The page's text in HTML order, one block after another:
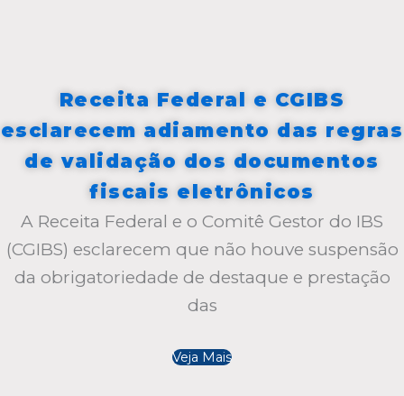
Receita Federal e CGIBS
esclarecem adiamento das regras
de validação dos documentos
fiscais eletrônicos
A Receita Federal e o Comitê Gestor do IBS
(CGIBS) esclarecem que não houve suspensão
da obrigatoriedade de destaque e prestação
das
Veja Mais